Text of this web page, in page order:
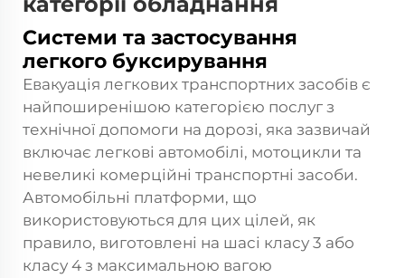
Системи та застосування
легкого буксирування
Евакуація легкових транспортних засобів є
найпоширенішою категорією послуг з
технічної допомоги на дорозі, яка зазвичай
включає легкові автомобілі, мотоцикли та
невеликі комерційні транспортні засоби.
Автомобільні платформи, що
використовуються для цих цілей, як
правило, виготовлені на шасі класу 3 або
класу 4 з максимальною вагою